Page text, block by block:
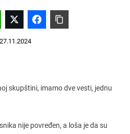
27.11.2024
skupštini, imamo dve vesti, jednu
nije povređen, a loša je da su